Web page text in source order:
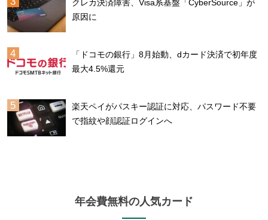
クレカ決済障害、Visa系基盤「CyberSource」が
原因に
「ドコモの銀行」8月始動、dカード決済で初年度
最大4.5%還元
楽天ペイがパスキー認証に対応、パスワード不要
で指紋や顔認証ログインへ
年会費無料の人気カード